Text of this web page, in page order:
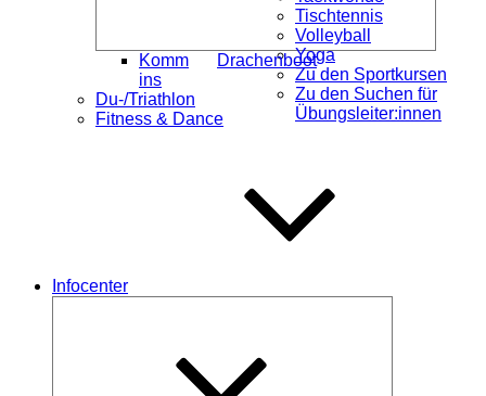
Komm
ins
Drachenboot
Du-/Triathlon
Fitness & Dance
Tischtennis
Volleyball
Yoga
Zu den Sportkursen
Zu den Suchen für
Übungsleiter:innen
Infocenter